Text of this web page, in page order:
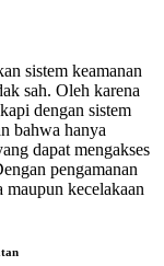
sistem keamanan
sah. Oleh karena
dengan sistem
bahwa hanya
dapat mengakses
pengamanan
kecelakaan